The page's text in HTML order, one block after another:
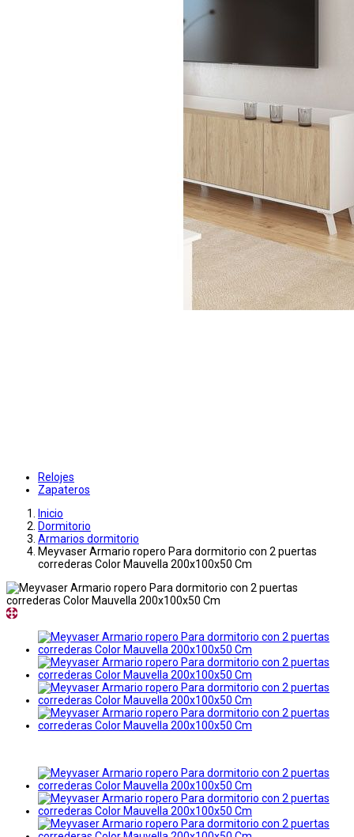
Relojes
Zapateros
Inicio
Dormitorio
Armarios dormitorio
Meyvaser Armario ropero Para dormitorio con 2 puertas
correderas Color Mauvella 200x100x50 Cm